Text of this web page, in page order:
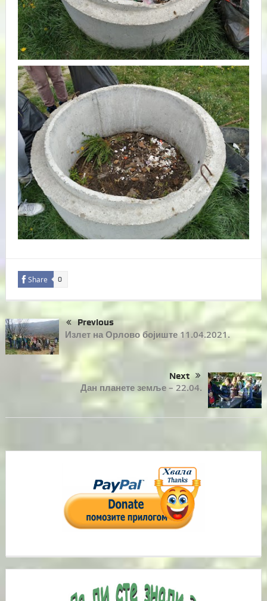
Share 0
Previous
Излет на Орлово бојиште 11.04.2021.
Next
Дан планете земље – 22.04.